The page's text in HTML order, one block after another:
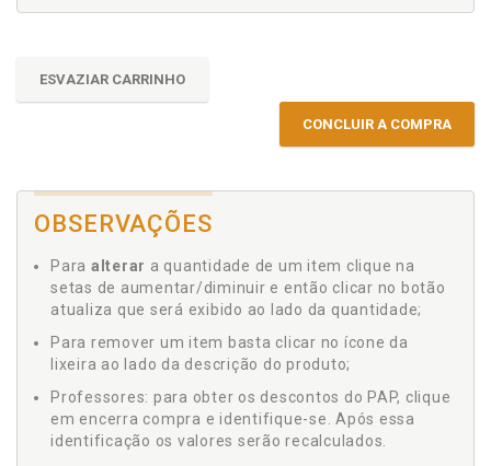
ESVAZIAR CARRINHO
CONCLUIR A COMPRA
OBSERVAÇÕES
Para alterar a quantidade de um item clique na
setas de aumentar/diminuir e então clicar no botão
atualiza que será exibido ao lado da quantidade;
Para remover um item basta clicar no ícone da
lixeira ao lado da descrição do produto;
Professores: para obter os descontos do PAP, clique
em encerra compra e identifique-se. Após essa
identificação os valores serão recalculados.